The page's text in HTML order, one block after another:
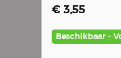
€ 3,55
Beschikbaar -